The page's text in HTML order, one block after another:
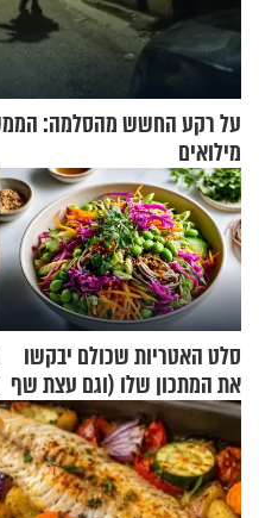
מילואים
סלט האטריות שכולם יבקשו
את המתכון שלו (וגם עצת שף
להגשת הרוטב)